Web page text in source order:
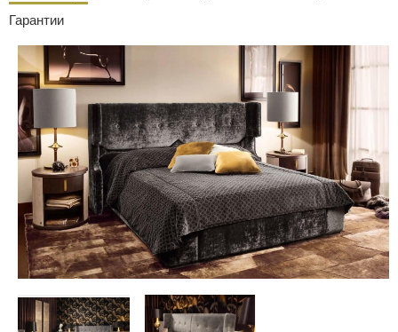
Гарантии